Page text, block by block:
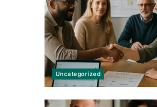
Uncategorized